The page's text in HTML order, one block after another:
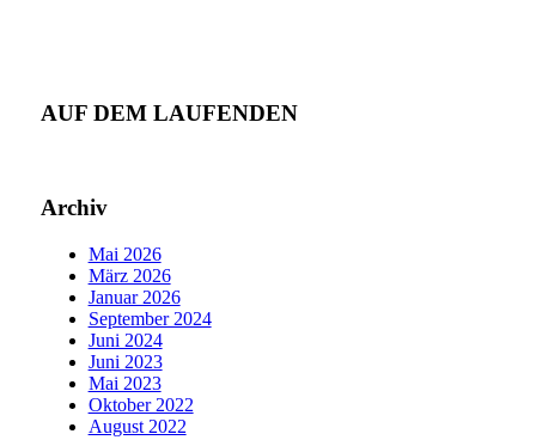
AUF DEM LAUFENDEN
Archiv
Mai 2026
März 2026
Januar 2026
September 2024
Juni 2024
Juni 2023
Mai 2023
Oktober 2022
August 2022